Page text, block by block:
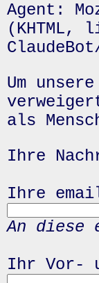
Agent:
(KHTML,
Um
als
Ihre
Ihre
An
Ihr Vor-